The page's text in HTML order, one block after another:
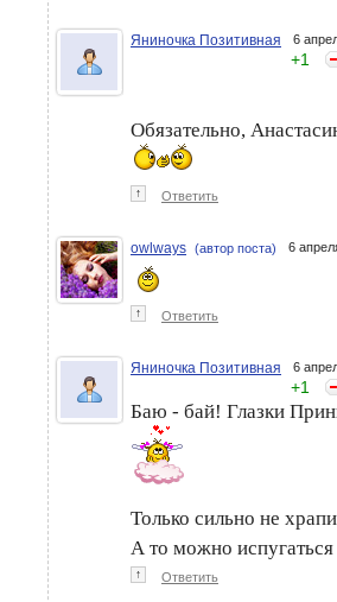
Яниночка Позитивная 6
+1
Обязательно,
↑ Ответить
owlways (автор поста) 6
↑ Ответить
Яниночка Позитивная 6
+1
Баю - бай! Глазки
Только сильно не
А то можно
↑ Ответить